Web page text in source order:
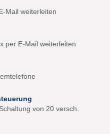
Mail weiterleiten
per E-Mail weiterleiten
von 20 versch.